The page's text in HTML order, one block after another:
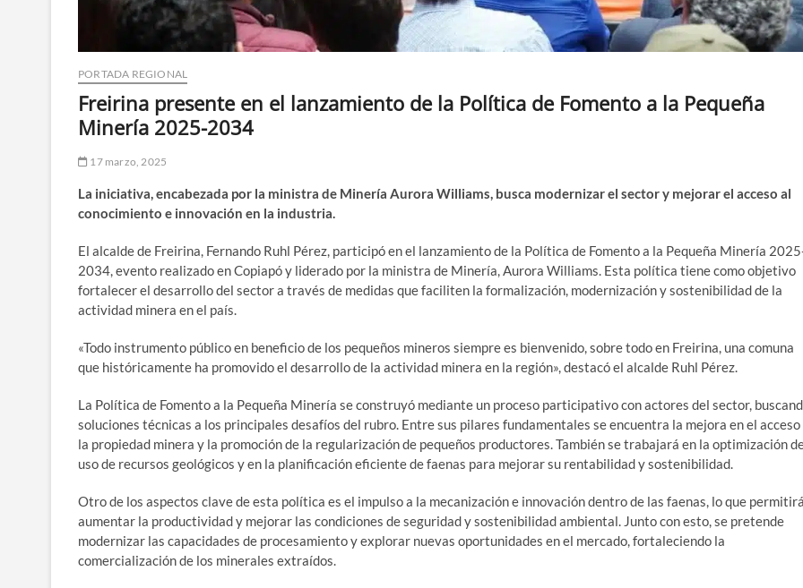
PORTADA REGIONAL
Freirina presente en el lanzamiento de la Política de Fomento a la Pequeña
Minería 2025-2034
17 marzo, 2025
La iniciativa, encabezada por la ministra de Minería Aurora Williams, busca modernizar el sector y mejorar el acceso al
conocimiento e innovación en la industria.
El alcalde de Freirina, Fernando Ruhl Pérez, participó en el lanzamiento de la Política de Fomento a la Pequeña Minería
2034, evento realizado en Copiapó y liderado por la ministra de Minería, Aurora Williams. Esta política tiene como objetivo
fortalecer el desarrollo del sector a través de medidas que faciliten la formalización, modernización y sostenibilidad de la
actividad minera en el país.
«Todo instrumento público en beneficio de los pequeños mineros siempre es bienvenido, sobre todo en Freirina, una comuna
que históricamente ha promovido el desarrollo de la actividad minera en la región», destacó el alcalde Ruhl Pérez.
La Política de Fomento a la Pequeña Minería se construyó mediante un proceso participativo con actores del sector,
soluciones técnicas a los principales desafíos del rubro. Entre sus pilares fundamentales se encuentra la mejora en el acceso
la propiedad minera y la promoción de la regularización de pequeños productores. También se trabajará en la optimización
uso de recursos geológicos y en la planificación eficiente de faenas para mejorar su rentabilidad y sostenibilidad.
Otro de los aspectos clave de esta política es el impulso a la mecanización e innovación dentro de las faenas, lo que
aumentar la productividad y mejorar las condiciones de seguridad y sostenibilidad ambiental. Junto con esto, se pretende
modernizar las capacidades de procesamiento y explorar nuevas oportunidades en el mercado, fortaleciendo la
comercialización de los minerales extraídos.